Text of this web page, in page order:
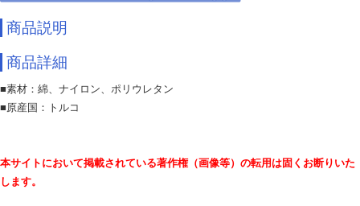
商品説明
商品詳細
■素材：綿、ナイロン、ポリウレタン
■原産国：トルコ
本サイトにおいて掲載されている著作権（画像等）の転用は固くお断りいた
します。